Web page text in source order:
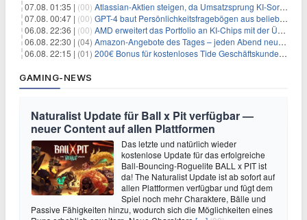
07.08. 01:35 | (00) Atlassian-Aktien steigen, da Umsatzsprung KI-Sorgen dämpft
07.08. 00:47 | (00) GPT-4 baut Persönlichkeitsfragebögen aus beliebigen Texten und sagt Antworten voraus
06.08. 22:36 | (00) AMD erweitert das Portfolio an KI-Chips mit der Übernahme von Taalas
06.08. 22:30 | (04) Amazon-Angebote des Tages – jeden Abend neue Deals zum Stöbern
06.08. 22:15 | (01) 200€ Bonus für kostenloses Tide Geschäftskundenkonto
GAMING-NEWS
Naturalist Update für Ball x Pit verfügbar —
neuer Content auf allen Plattformen
Das letzte und natürlich wieder
kostenlose Update für das erfolgreiche
Ball-Bouncing-Roguelite BALL x PIT ist
da! The Naturalist Update ist ab sofort auf
allen Plattformen verfügbar und fügt dem
Spiel noch mehr Charaktere, Bälle und
Passive Fähigkeiten hinzu, wodurch sich die Möglichkeiten eines